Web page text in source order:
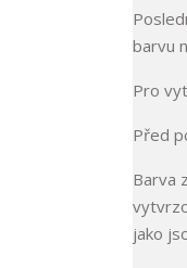
barvu
Pro
Před
Barva
jako